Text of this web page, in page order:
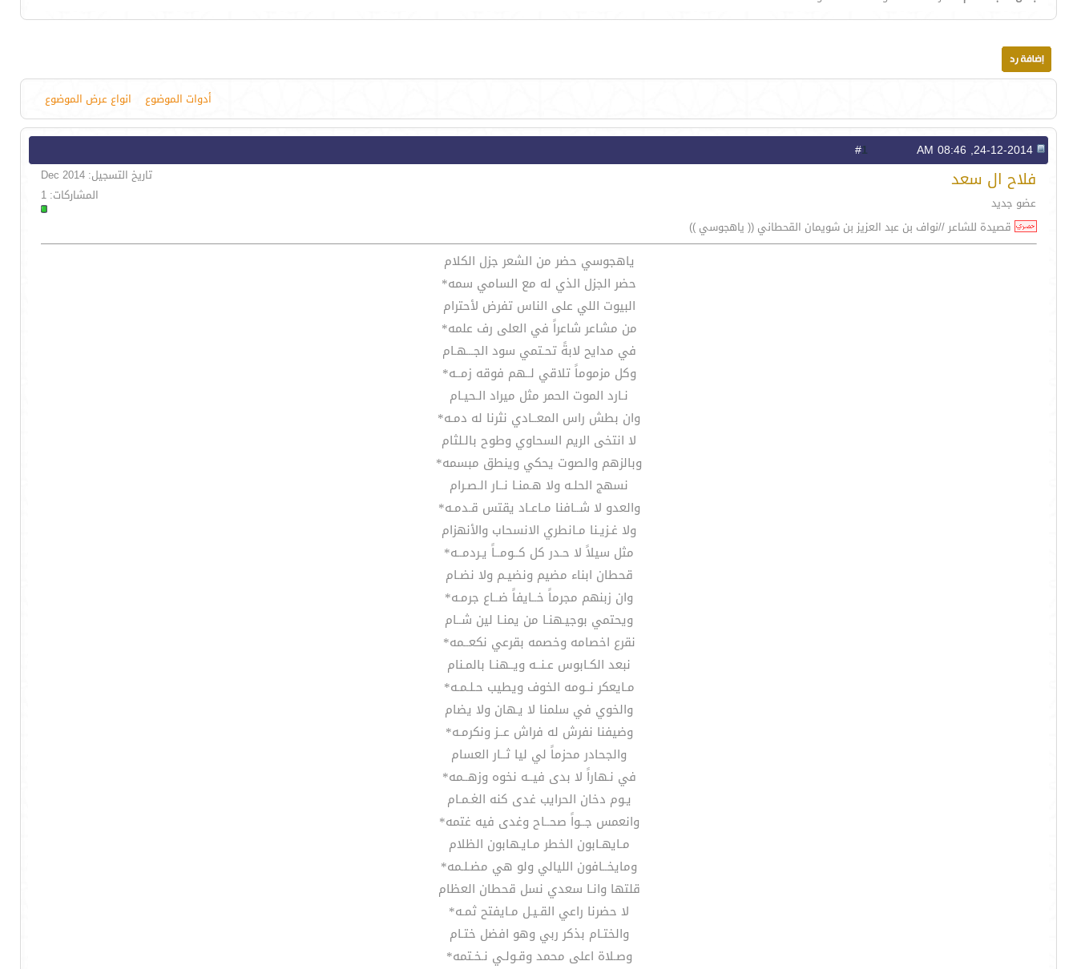
أدوات الموضوع انواع عرض الموضوع
1
فلاح ال سعد
عضو جديد
تاريخ التسجيل: Dec 2014
المشاركات: 1
قصيدة للشاعر //نواف بن عبد العزيز بن شويمان القحطاني (( ياهجوسي ))
ياهجوسي حضر من الشعر جزل الكلام
حضر الجزل الذي له مع السامي سمه*
البيوت اللي على الناس تفرض لأحترام
من مشاعر شاعراً في العلى رف علمه*
في مدايح لابةً تحـتمي سود الجـــهـام
وكل مزموماً تلاقي لــهم فوقه زمــه*
نـارد الموت الحمر مثل ميراد الـحيـام
وان بطش راس المعــادي نثرنا له دمـه*
لا انتخى الريم السحاوي وطوح بالـلثام
وبالزهم والصوت يحكي وينطق مبسمه*
نسهج الحلـه ولا هـمنـا نــار الـصـرام
والعدو لا شــافنا مـاعـاد يقتس قـدمـه*
ولا غـزيـنا مـانطري الانسحاب والأنهزام
مثل سيلاً لا حـدر كل كــومــاً يـردمــه*
قحطان ابناء مضيم ونضيـم ولا نضـام
وان زبنهم مجرماً خــايفاً ضــاع جرمـه*
ويحتمي بوجيـهنـا من يمنـا لين شــام
نقرع اخصامه وخصمه بقرعي نكعــمه*
نبعد الكـابوس عـنــه ويــهنـا بالمـنام
مـايعكر نــومه الخوف ويطيب حـلـمـه*
والخوي في سلمنا لا يـهان ولا يضام
وضيفنا نفرش له فراش عــز ونكرمـه*
والجحادر محزماً لي ليا ثــار العسام
في نـهاراً لا بدى فيــه نخوه وزهــمه*
يـوم دخان الحرايب غدى كنه الغـمـام
وانعمس جــواً صحــاح وغدى فيه غتمه*
مـايهـابون الخطر مـايـهابون الظلام
ومايخــافون الليالي ولو هي مضـلـمه*
قلتها وانـا سعدي نسل قحطان العظام
لا حضرنا راعي القـيـل مـايفتح ثمـه*
والختـام بذكر ربي وهو افضل ختـام
وصـلاة اعلى محمد وقـولـي نـخـتمه*